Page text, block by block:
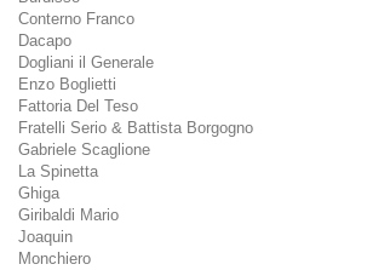
Conterno Franco
Dacapo
Dogliani il Generale
Enzo Boglietti
Fattoria Del Teso
Fratelli Serio & Battista Borgogno
Gabriele Scaglione
La Spinetta
Ghiga
Giribaldi Mario
Joaquin
Monchiero